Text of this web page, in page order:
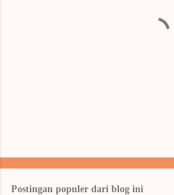
t
Postingan populer dari blog ini